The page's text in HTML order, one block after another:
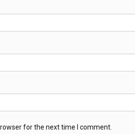
for the next time I comment.